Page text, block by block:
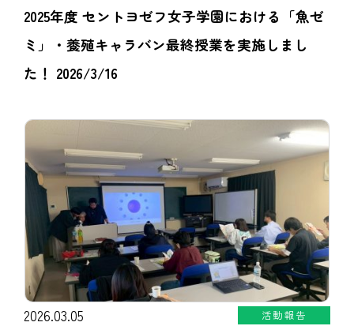
2025年度 セントヨゼフ女子学園における「魚ゼ
ミ」・養殖キャラバン最終授業を実施しまし
た！ 2026/3/16
2026.03.05 活動報告